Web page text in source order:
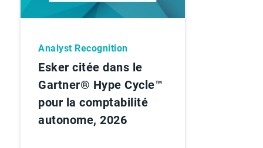
Analyst Recognition
Esker citée dans le
Gartner® Hype Cycle™
pour la comptabilité
autonome, 2026